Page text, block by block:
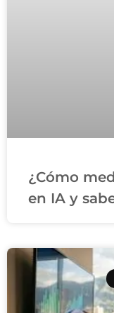
¿Cómo
en IA y